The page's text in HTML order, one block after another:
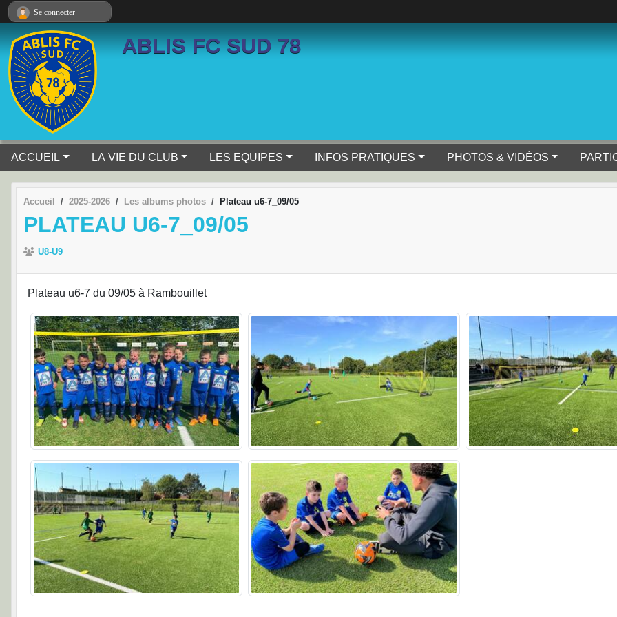
ABLIS FC SUD 78
ACCUEIL LA VIE DU CLUB LES EQUIPES INFOS PRATIQUES PHOTOS & VIDÉOS
Accueil 2025-2026 Les albums photos Plateau u6-7_09/05
PLATEAU U6-7_09/05
U8-U9
Plateau u6-7 du 09/05 à Rambouillet
Se connecter
Panneau de gestion des cookies